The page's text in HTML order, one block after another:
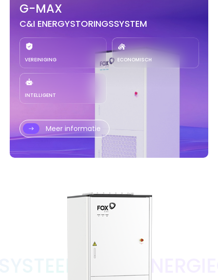
G-MAX
C&I ENERGYSTORINGSSYSTEM
VEREINIGING ECONOMISCH
INTELLIGENT
Meer informatie
C&I-